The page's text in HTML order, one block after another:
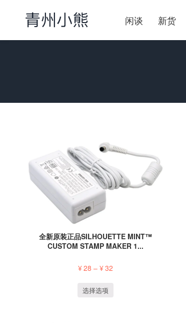
闲谈 新货
全新原装正品SILHOUETTE MINT™
CUSTOM STAMP MAKER 1...
¥28 – ¥32
选择选项